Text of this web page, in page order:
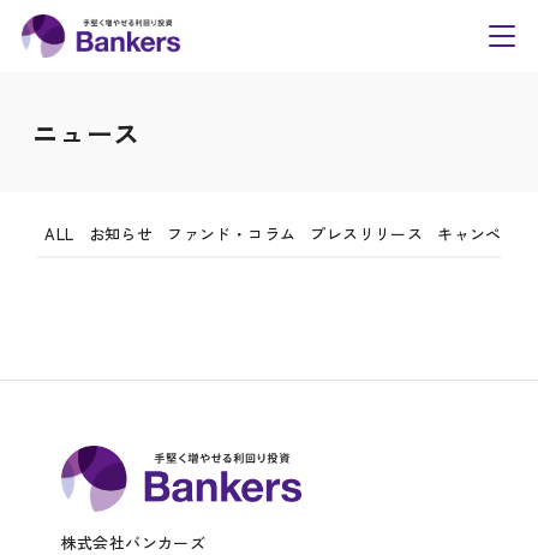
手数料・リスク等の広告記載事項
電磁的方法による書面交付に関する承諾書
いて
Bankers(バンカーズ) |
ニュース
ALL お知らせ ファンド・コラム プレスリリース キャンペーン
株式会社バンカーズ